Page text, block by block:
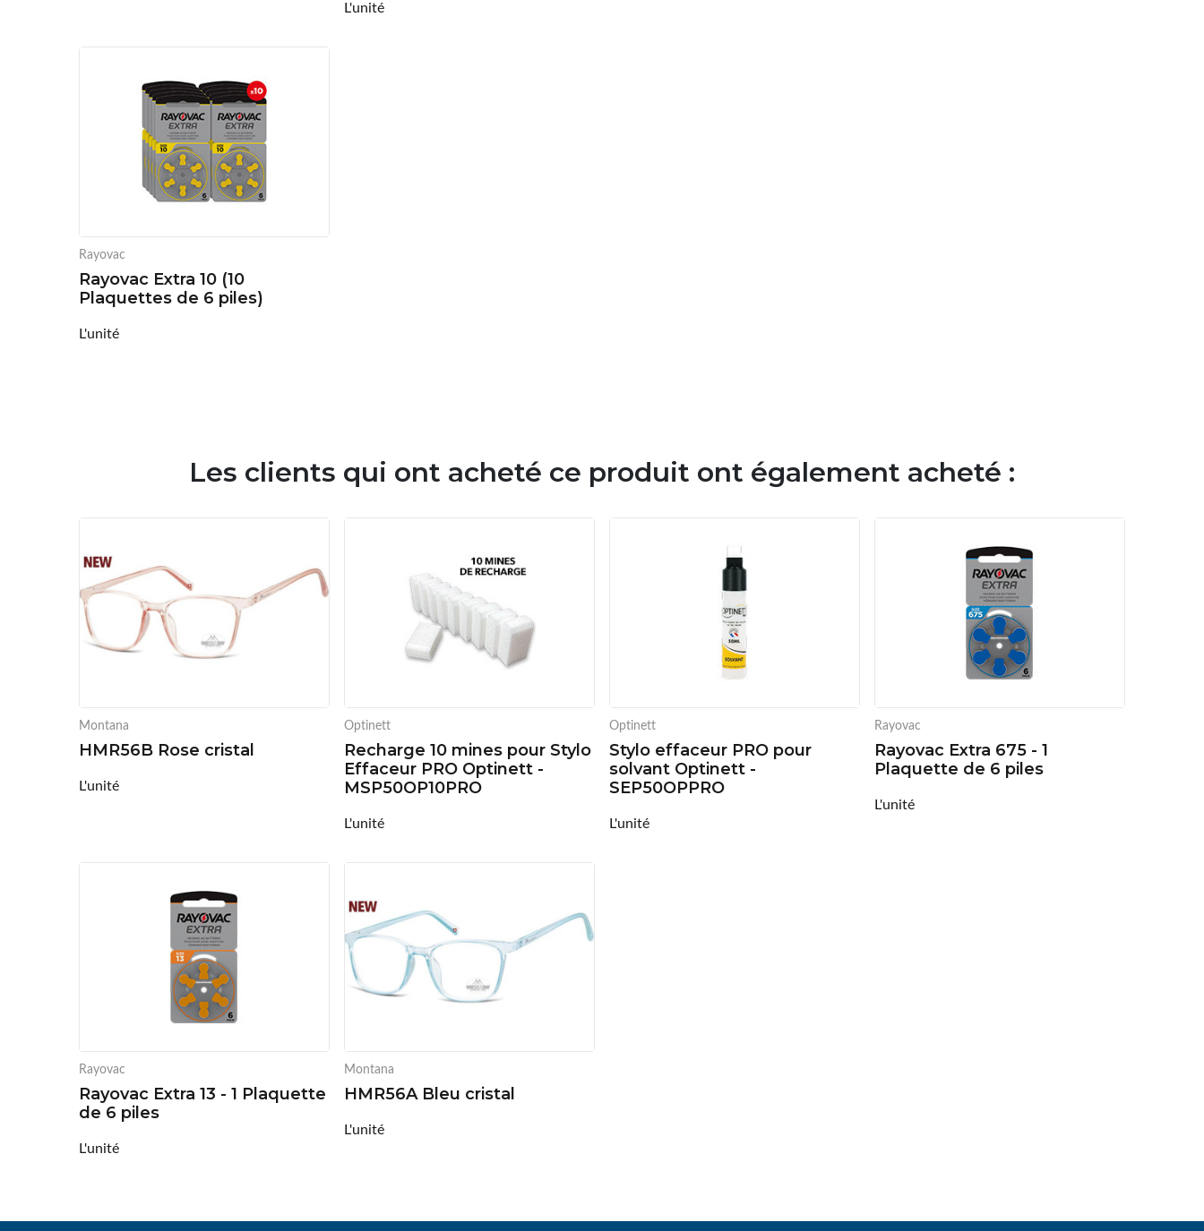
L'unité
Rayovac
Rayovac Extra 10 (10
Plaquettes de 6 piles)
L'unité
Les clients qui ont acheté ce produit ont également acheté :
Montana
HMR56B Rose cristal
L'unité
Optinett
Recharge 10 mines pour Stylo
Effaceur PRO Optinett -
MSP50OP10PRO
L'unité
Optinett
Stylo effaceur PRO pour
solvant Optinett -
SEP50OPPRO
L'unité
Rayovac
Rayovac Extra 675 - 1
Plaquette de 6 piles
L'unité
Rayovac
Rayovac Extra 13 - 1 Plaquette
de 6 piles
L'unité
Montana
HMR56A Bleu cristal
L'unité